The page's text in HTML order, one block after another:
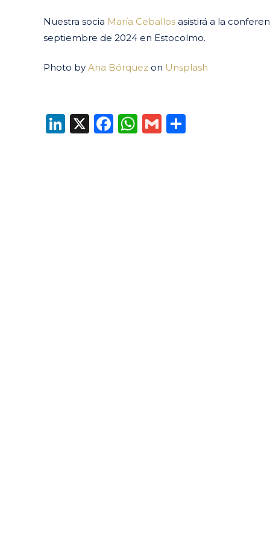
Nuestra socia María Ceballos asistirá a la
septiembre de 2024 en Estocolmo.
Photo by Ana Bórquez on Unsplash
LinkedIn
X Facebook
WhatsApp
Gmail